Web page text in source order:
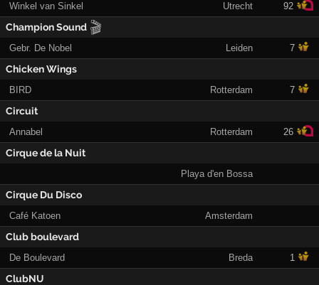
Winkel van Sinkel Utrecht 92
Champion Sound 🎬
Gebr. De Nobel Leiden 7
Chicken Wings
BIRD Rotterdam 7
Circuit
Annabel Rotterdam 26
Cirque de la Nuit
Playa d'en Bossa
Cirque Du Disco
Café Katoen Amsterdam
Club boulevard
De Boulevard Breda 1
ClubNU